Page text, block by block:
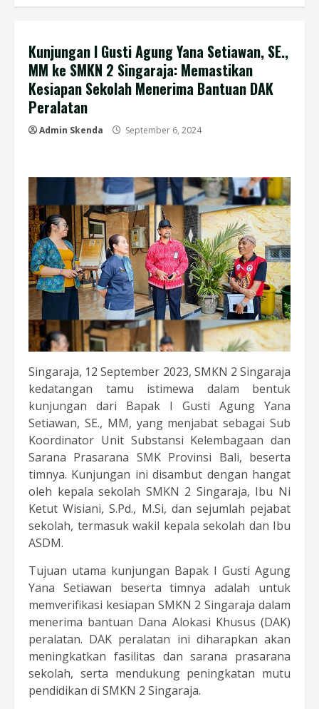
Kunjungan I Gusti Agung Yana Setiawan, SE.,
MM ke SMKN 2 Singaraja: Memastikan
Kesiapan Sekolah Menerima Bantuan DAK
Peralatan
Admin Skenda September 6, 2024
Singaraja, 12 September 2023, SMKN 2 Singaraja
kedatangan tamu istimewa dalam bentuk
kunjungan dari Bapak I Gusti Agung Yana
Setiawan, SE., MM, yang menjabat sebagai Sub
Koordinator Unit Substansi Kelembagaan dan
Sarana Prasarana SMK Provinsi Bali, beserta
timnya. Kunjungan ini disambut dengan hangat
oleh kepala sekolah SMKN 2 Singaraja, Ibu Ni
Ketut Wisiani, S.Pd., M.Si, dan sejumlah pejabat
sekolah, termasuk wakil kepala sekolah dan Ibu
ASDM.
Tujuan utama kunjungan Bapak I Gusti Agung
Yana Setiawan beserta timnya adalah untuk
memverifikasi kesiapan SMKN 2 Singaraja dalam
menerima bantuan Dana Alokasi Khusus (DAK)
peralatan. DAK peralatan ini diharapkan akan
meningkatkan fasilitas dan sarana prasarana
sekolah, serta mendukung peningkatan mutu
pendidikan di SMKN 2 Singaraja.